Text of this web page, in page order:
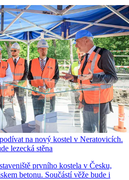
na nový kostel v Neratovicích.
lezecká stěna
prvního kostela v Česku,
betonu. Součástí věže bude i